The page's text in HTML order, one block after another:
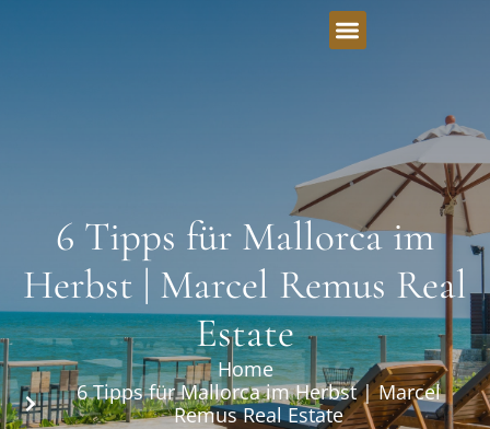
6 Tipps für Mallorca im
Herbst | Marcel Remus Real
Estate
Home
6 Tipps für Mallorca im Herbst | Marcel
Remus Real Estate